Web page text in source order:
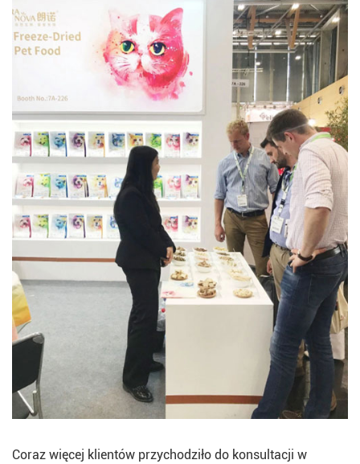
Coraz więcej klientów przychodziło do konsultacji w